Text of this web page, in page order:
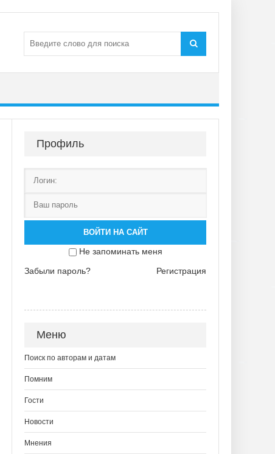
Профиль
ВОЙТИ НА САЙТ
Не запоминать меня
Забыли пароль?
Регистрация
Меню
Поиск по авторам и датам
Помним
Гости
Новости
Мнения